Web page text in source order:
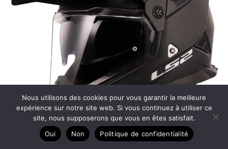
Nous utilisons des cookies pour vous garantir la meilleure
expérience sur notre site web. Si vous continuez à utiliser ce
site, nous supposerons que vous en êtes satisfait.
Oui
Non Politique de confidentialité